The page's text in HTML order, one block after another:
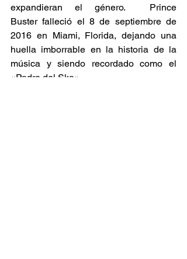
expandieran el género.  Prince
Buster falleció el 8 de septiembre de
2016 en Miami, Florida, dejando una
huella imborrable en la historia de la
música y siendo recordado como el
«Padre del Ska».